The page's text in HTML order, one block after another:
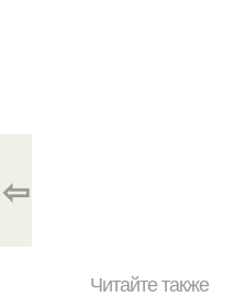
⇦
Читайте также